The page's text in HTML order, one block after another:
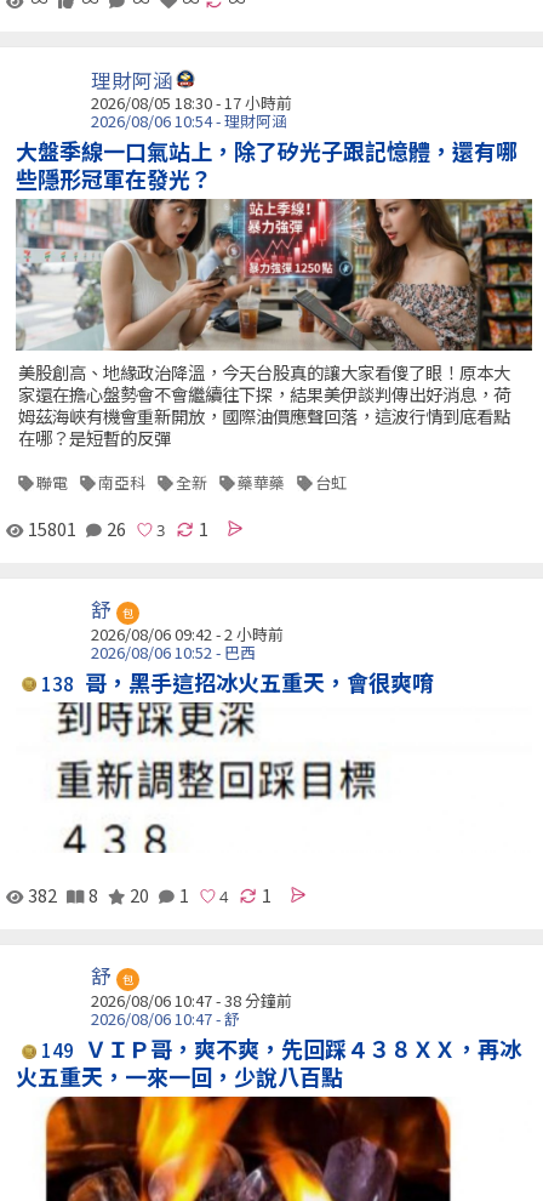
理財阿涵
2026/08/05 18:30 -17 小時前
2026/08/06 10:54 - 理財阿涵
大盤季線一口氣站上，除了矽光子跟記憶體，還有哪
些隱形冠軍在發光？
美股創高、地緣政治降溫，今天台股真的讓大家看傻了眼！原本大
家還在擔心盤勢會不會繼續往下探，結果美伊談判傳出好消息，荷
姆茲海峽有機會重新開放，國際油價應聲回落，這波行情到底看點
在哪？是短暫的反彈
聯電 南亞科 全新 藥華藥 台虹
15801 26 1
舒 包
2026/08/06 09:42 -2 小時前
2026/08/06 10:52 - 巴西
138 哥，黑手這招冰火五重天，會很爽唷
382 8 20 1 1
舒 包
2026/08/06 10:47 -38 分鐘前
2026/08/06 10:47 - 舒
149
ＶＩＰ哥，爽不爽，先回踩４３８ＸＸ，再冰
火五重天，一來一回，少說八百點